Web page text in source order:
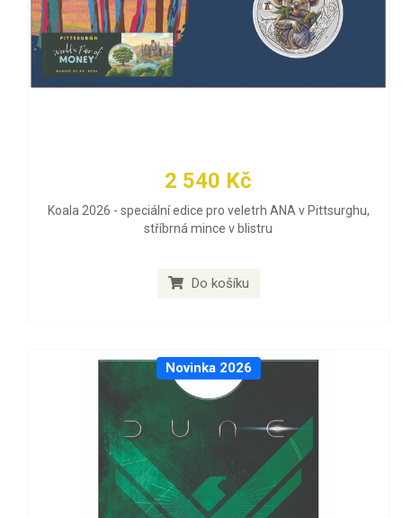
2 540 Kč
Koala 2026 - speciální edice pro veletrh ANA v Pittsurghu,
stříbrná mince v blistru
Do košíku
Novinka 2026